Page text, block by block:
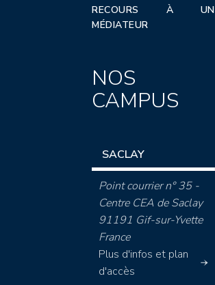
RECOURS À UN
MÉDIATEUR
NOS
CAMPUS
SACLAY
Point courrier n° 35 -
Centre CEA de Saclay
91191 Gif-sur-Yvette
France
Plus d'infos et plan
d'accès